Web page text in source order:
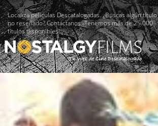
Localiza películas Descatalogadas. ¿Buscas algún título
no reseñado? Contáctanos -Tenemos más de 25.000
títulos disponibles!